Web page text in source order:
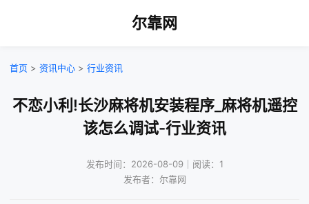
尔靠网
首页 > 资讯中心 > 行业资讯
不恋小利!长沙麻将机安装程序_麻将机遥控
该怎么调试-行业资讯
发布时间：2026-08-09｜阅读：1
发布者：尔靠网